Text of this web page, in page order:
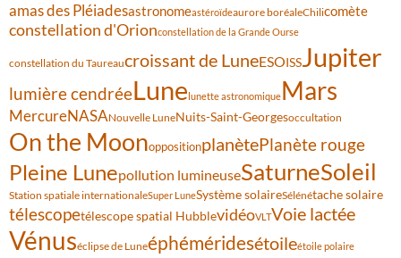
amas des Pléiadesastronomeastéroïdeaurore boréaleChilicomète
constellation d'Orionconstellation de la Grande Ourse
constellation du Taureaucroissant de LuneESOISSJupiter
lumière cendréeLune lunette astronomiqueMars
MercureNASANouvelle LuneNuits-Saint-Georgesoccultation
On the MoonoppositionplanètePlanète rouge
Pleine Lunepollution lumineuseSaturneSoleil
Station spatiale internationaleSuper LuneSystème solaireSélénétache solaire
télescopetélescope spatial HubblevidéoVLTVoie lactée
Vénuséclipse de Luneéphéméridesétoileétoile polaire